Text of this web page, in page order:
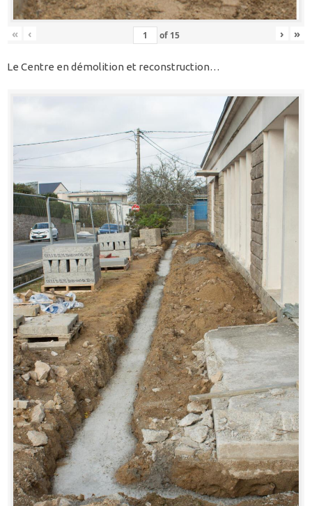
« ‹ of 15 › »
Le Centre en démolition et reconstruction…